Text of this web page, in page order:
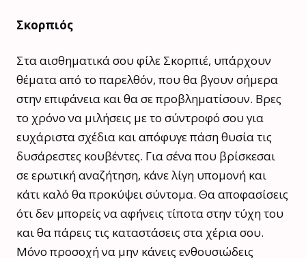
Σκορπιός
Στα αισθηματικά σου φίλε Σκορπιέ, υπάρχουν
θέματα από το παρελθόν, που θα βγουν σήμερα
στην επιφάνεια και θα σε προβληματίσουν. Βρες
το χρόνο να μιλήσεις με το σύντροφό σου για
ευχάριστα σχέδια και απόφυγε πάση θυσία τις
δυσάρεστες κουβέντες. Για σένα που βρίσκεσαι
σε ερωτική αναζήτηση, κάνε λίγη υπομονή και
κάτι καλό θα προκύψει σύντομα. Θα αποφασίσεις
ότι δεν μπορείς να αφήνεις τίποτα στην τύχη του
και θα πάρεις τις καταστάσεις στα χέρια σου.
Μόνο προσοχή να μην κάνεις ενθουσιώδεις